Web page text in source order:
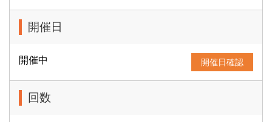
開催日
開催中 開催日確認
回数